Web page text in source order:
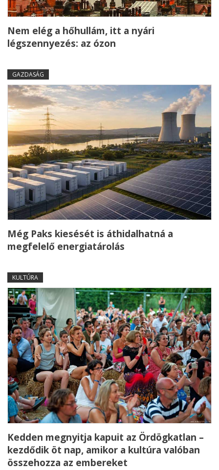
Nem elég a hőhullám, itt a nyári
légszennyezés: az ózon
GAZDASÁG
Még Paks kiesését is áthidalhatná a
megfelelő energiatárolás
KULTÚRA
Kedden megnyitja kapuit az Ördögkatlan –
kezdődik öt nap, amikor a kultúra valóban
összehozza az embereket